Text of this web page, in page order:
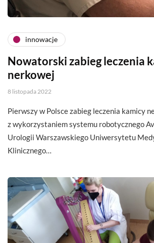
innowacje
Nowatorski zabieg leczenia
nerkowej
8 listopada 2022
Pierwszy w Polsce zabieg leczenia kamicy
z wykorzystaniem systemu robotycznego
Urologii Warszawskiego Uniwersytetu
Klinicznego…